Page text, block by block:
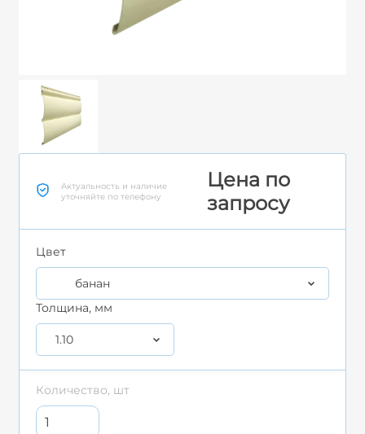
Актуальность и наличие
уточняйте по телефону
Цена по
запросу
Цвет
банан
Толщина, мм
1.10
Количество, шт